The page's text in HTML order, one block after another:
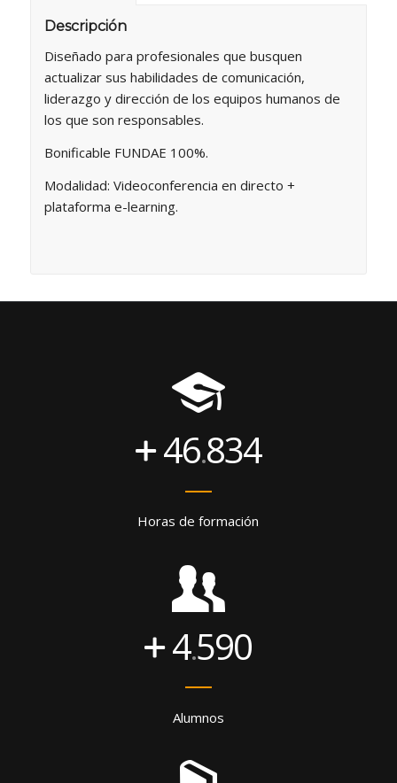
Descripción
Diseñado para profesionales que busquen
actualizar sus habilidades de comunicación,
liderazgo y dirección de los equipos humanos de
los que son responsables.
Bonificable FUNDAE 100%.
Modalidad: Videoconferencia en directo +
plataforma e-learning.
46.834
Horas de formación
4.590
Alumnos